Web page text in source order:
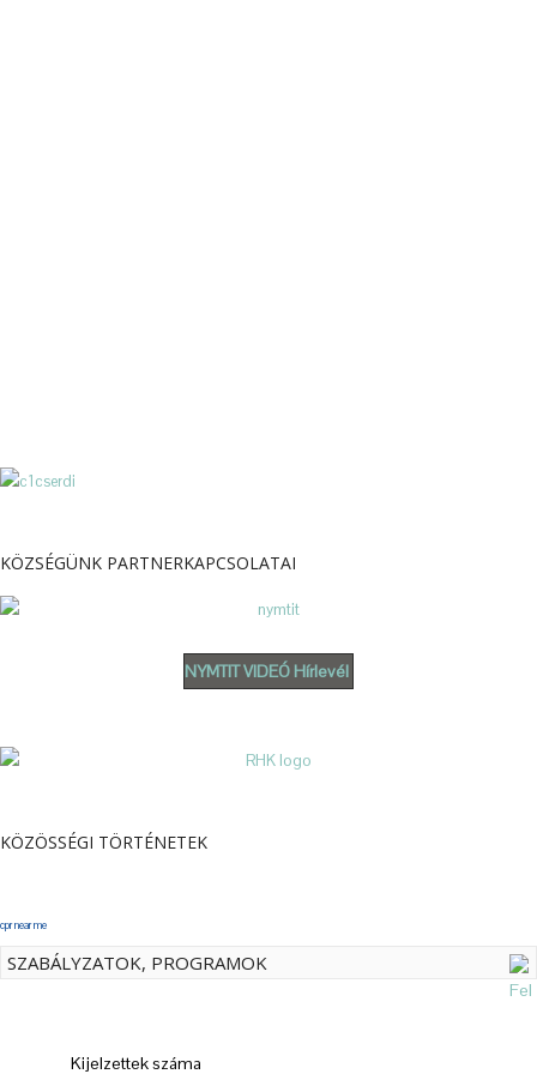
KÖZSÉGÜNK PARTNERKAPCSOLATAI
NYMTIT VIDEÓ Hírlevél
KÖZÖSSÉGI TÖRTÉNETEK
cpr near me
SZABÁLYZATOK, PROGRAMOK
Kijelzettek száma